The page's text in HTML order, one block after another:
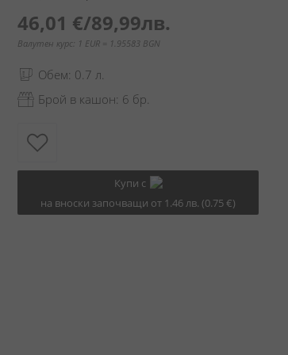
46,01 €/89,99лв.
Валутен курс: 1 EUR = 1.95583 BGN
Обем: 0.7 л.
Брой в кашон: 6 бр.
Купи с
на вноски започващи от 1.46 лв. (0.75 €)